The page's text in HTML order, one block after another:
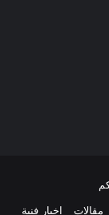
مقالات اخبار فنية